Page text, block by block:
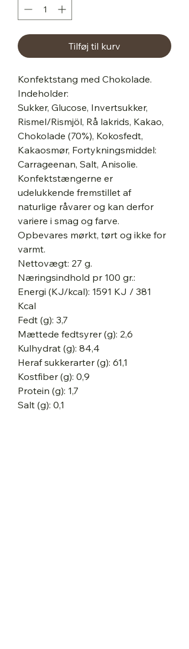
Tilføj til kurv
Konfektstang med Chokolade.
Indeholder:
Sukker, Glucose, Invertsukker,
Rismel/Rismjöl, Rå lakrids, Kakao,
Chokolade (70%), Kokosfedt,
Kakaosmør, Fortykningsmiddel:
Carrageenan, Salt, Anisolie.
Konfektstængerne er
udelukkende fremstillet af
naturlige råvarer og kan derfor
variere i smag og farve.
Opbevares mørkt, tørt og ikke for
varmt.
Nettovægt: 27 g.
Næringsindhold pr 100 gr.:
Energi (KJ/kcal): 1591 KJ / 381
Kcal
Fedt (g): 3,7
Mættede fedtsyrer (g): 2,6
Kulhydrat (g): 84,4
Heraf sukkerarter (g): 61,1
Kostfiber (g): 0,9
Protein (g): 1,7
Salt (g): 0,1